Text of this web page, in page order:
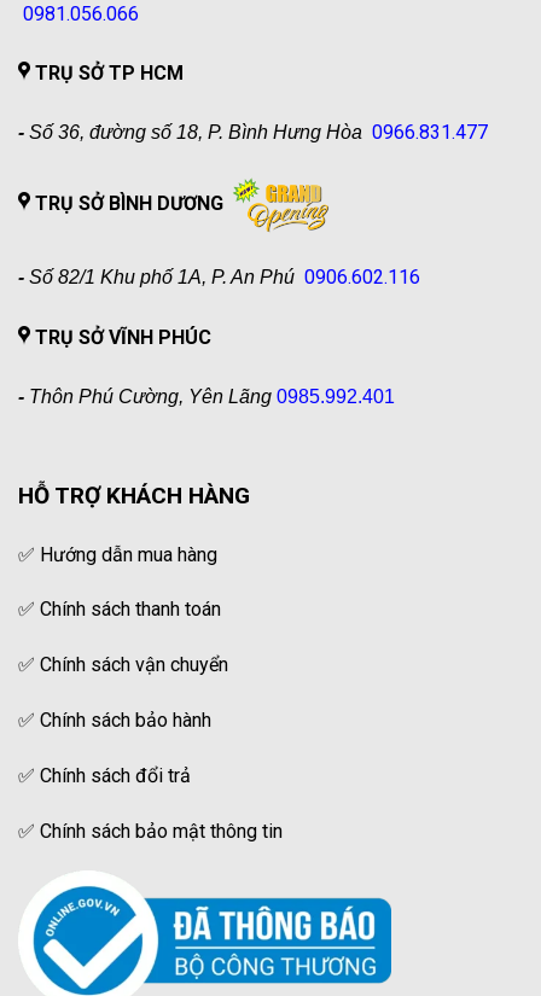
0981.056.066
TRỤ SỞ TP HCM
- Số 36, đường số 18, P. Bình Hưng Hòa 0966.831.477
TRỤ SỞ BÌNH DƯƠNG
- Số 82/1 Khu phố 1A, P. An Phú 0906.602.116
TRỤ SỞ VĨNH PHÚC
- Thôn Phú Cường, Yên Lãng 0985.992.401
HỖ TRỢ KHÁCH HÀNG
✅ Hướng dẫn mua hàng
✅ Chính sách thanh toán
✅ Chính sách vận chuyển
✅ Chính sách bảo hành
✅ Chính sách đổi trả
✅ Chính sách bảo mật thông tin